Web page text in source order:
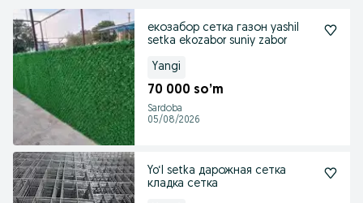
екозабор сетка газон yashil
setka ekozabor suniy zabor
Yangi
70 000 so’m
Sardoba
05/08/2026
Yo‘l setka дарожная сетка
кладка сетка